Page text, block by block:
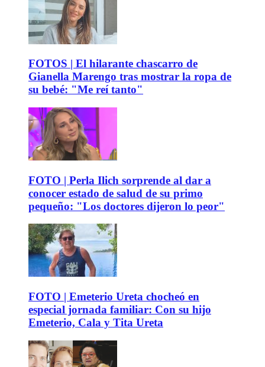
FOTOS | El hilarante chascarro de
Gianella Marengo tras mostrar la ropa de
su bebé: "Me reí tanto"
FOTO | Perla Ilich sorprende al dar a
conocer estado de salud de su primo
pequeño: "Los doctores dijeron lo peor"
FOTO | Emeterio Ureta chocheó en
especial jornada familiar: Con su hijo
Emeterio, Cala y Tita Ureta